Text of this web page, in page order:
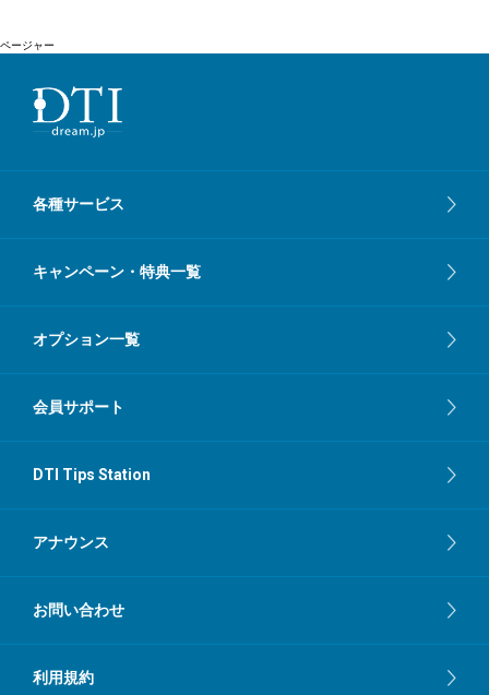
ページャー
各種サービス
キャンペーン・特典一覧
オプション一覧
会員サポート
DTI Tips Station
アナウンス
お問い合わせ
利用規約